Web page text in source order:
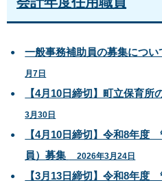
一般事務補助員の募集につい
月7日
【4月10日締切】町立保育所
3月30日
【4月10日締切】令和8年度
員）募集
2026年3月24日
【3月13日締切】令和8年度